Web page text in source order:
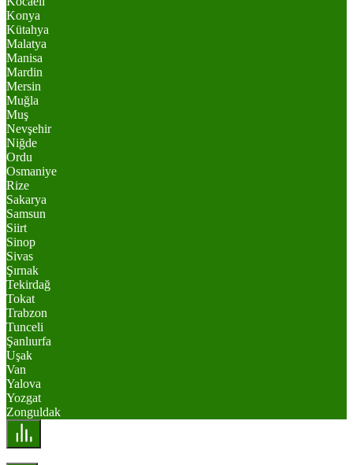
Konya
Kütahya
Malatya
Manisa
Mardin
Mersin
Muğla
Muş
Nevşehir
Niğde
Ordu
Osmaniye
Rize
Sakarya
Samsun
Siirt
Sinop
Sivas
Şırnak
Tekirdağ
Tokat
Trabzon
Tunceli
Şanlıurfa
Uşak
Van
Yalova
Yozgat
Zonguldak